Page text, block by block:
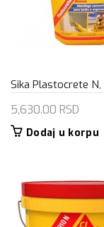
Sika Plastocrete
5,630.00 RSD
Dodaj u korpu